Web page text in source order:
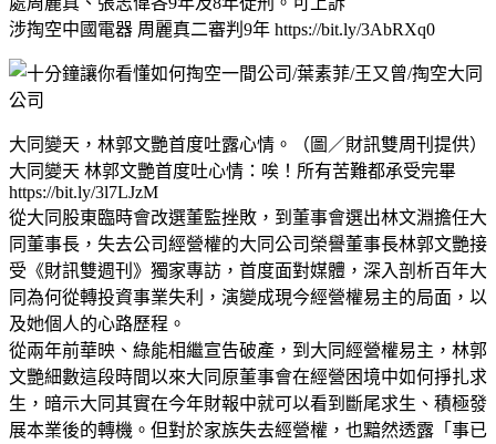
涉掏空中國電器 周麗真二審判9年 https://bit.ly/3AbRXq0
大同變天，林郭文艷首度吐露心情。（圖／財訊雙周刊提供）
大同變天 林郭文艷首度吐心情：唉！所有苦難都承受完畢
https://bit.ly/3l7LJzM
從大同股東臨時會改選董監挫敗，到董事會選出林文淵擔任大
同董事長，失去公司經營權的大同公司榮譽董事長林郭文艷接
受《財訊雙週刊》獨家專訪，首度面對媒體，深入剖析百年大
同為何從轉投資事業失利，演變成現今經營權易主的局面，以
及她個人的心路歷程。
從兩年前華映、綠能相繼宣告破產，到大同經營權易主，林郭
文艷細數這段時間以來大同原董事會在經營困境中如何掙扎求
生，暗示大同其實在今年財報中就可以看到斷尾求生、積極發
展本業後的轉機。但對於家族失去經營權，也黯然透露「事已